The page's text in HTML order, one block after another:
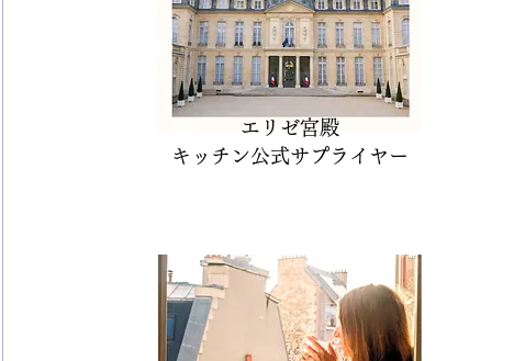
エリゼ宮殿
​キッチン公式サプライヤー